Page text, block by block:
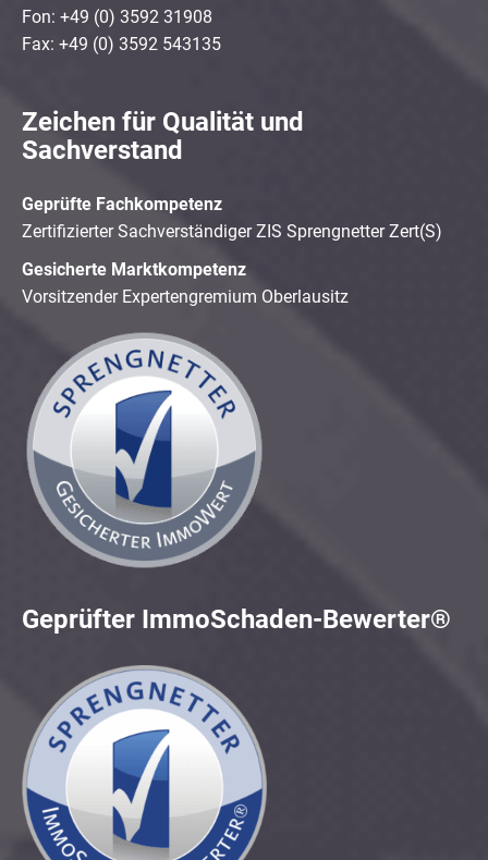
Fon: +49 (0) 3592 31908
Fax: +49 (0) 3592 543135
Zeichen für Qualität und
Sachverstand
Geprüfte Fachkompetenz
Zertifizierter Sachverständiger ZIS Sprengnetter Zert(S)
Gesicherte Marktkompetenz
Vorsitzender Expertengremium Oberlausitz
Geprüfter ImmoSchaden-Bewerter®